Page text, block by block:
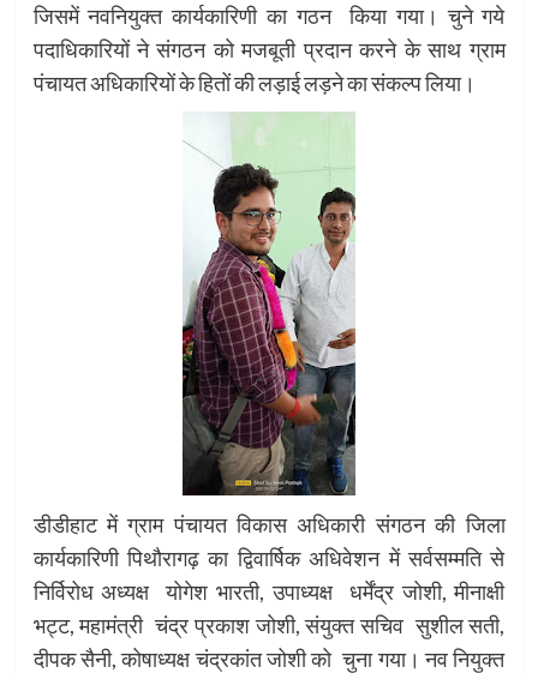
जिसमें नवनियुक्त कार्यकारिणी का गठन किया गया। चुने गये
पदाधिकारियों ने संगठन को मजबूती प्रदान करने के साथ ग्राम
पंचायत अधिकारियों के हितों की लड़ाई लड़ने का संकल्प लिया।
डीडीहाट में ग्राम पंचायत विकास अधिकारी संगठन की जिला
कार्यकारिणी पिथौरागढ़ का द्विवार्षिक अधिवेशन में सर्वसम्मति से
निर्विरोध अध्यक्ष योगेश भारती, उपाध्यक्ष धर्मेंद्र जोशी, मीनाक्षी
भट्ट, महामंत्री चंद्र प्रकाश जोशी, संयुक्त सचिव सुशील सती,
दीपक सैनी, कोषाध्यक्ष चंद्रकांत जोशी को चुना गया। नव नियुक्त